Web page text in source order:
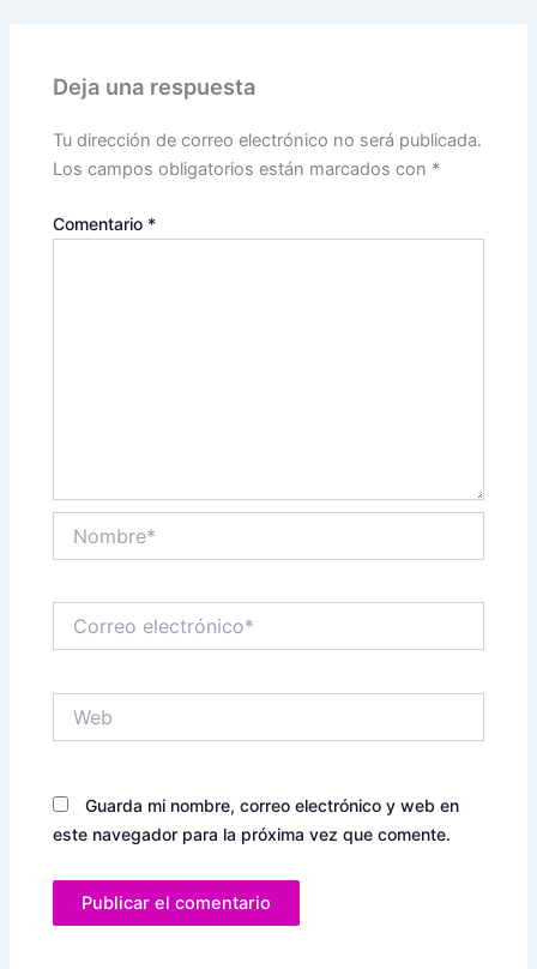
Deja una respuesta
Tu dirección de correo electrónico no será publicada.
Los campos obligatorios están marcados con *
Comentario *
electrónico*
Guarda mi nombre, correo electrónico y web en
este navegador para la próxima vez que comente.